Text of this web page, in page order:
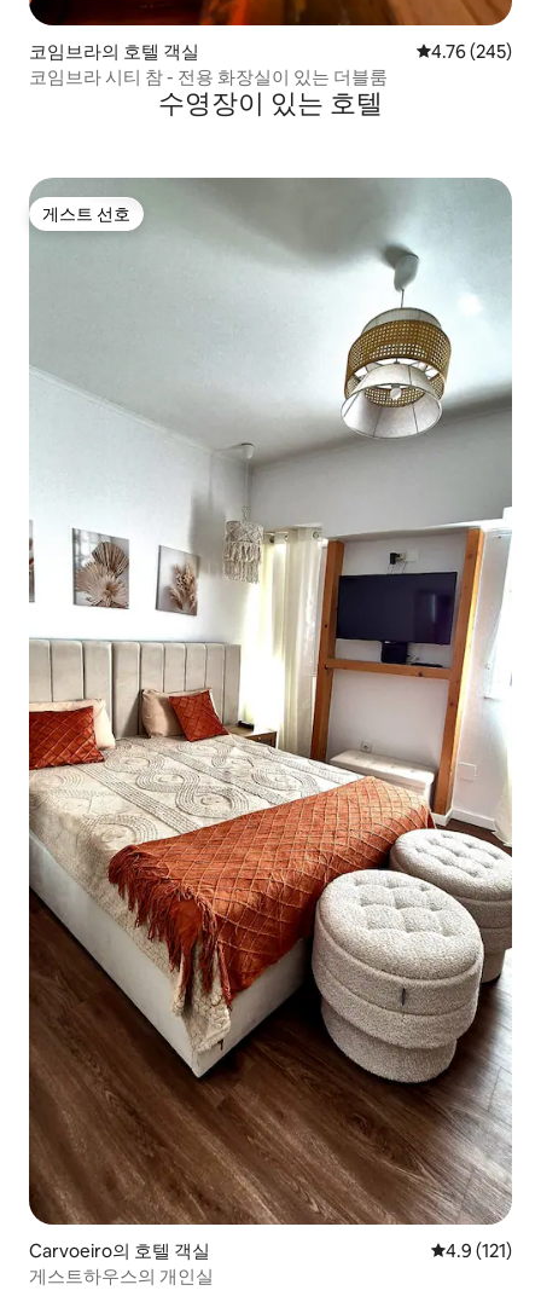
코임브라의 호텔 객실 평점 4.76점(5
4.76 (245)
코임브라 시티 참 - 전용 화장실이 있는 더블룸
수영장이 있는 호텔
게스트 선호
게스트 선호
Carvoeiro의 호텔 객실 평점 4.9점(5
4.9 (121)
게스트하우스의 개인실